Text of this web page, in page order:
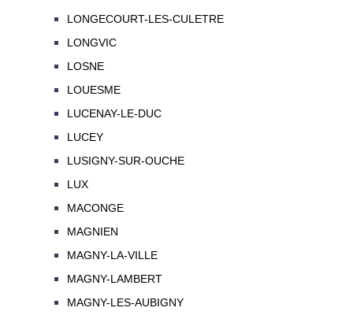
LONGECOURT-LES-CULETRE
LONGVIC
LOSNE
LOUESME
LUCENAY-LE-DUC
LUCEY
LUSIGNY-SUR-OUCHE
LUX
MACONGE
MAGNIEN
MAGNY-LA-VILLE
MAGNY-LAMBERT
MAGNY-LES-AUBIGNY